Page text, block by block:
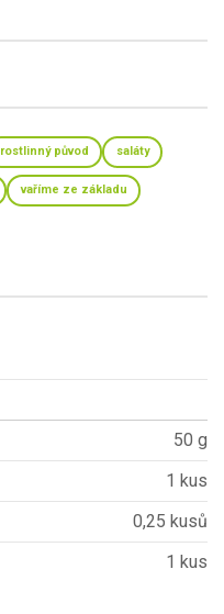
rostlinný původ saláty
vaříme ze základu
50 g
1 kus
0,25 kusů
1 kus